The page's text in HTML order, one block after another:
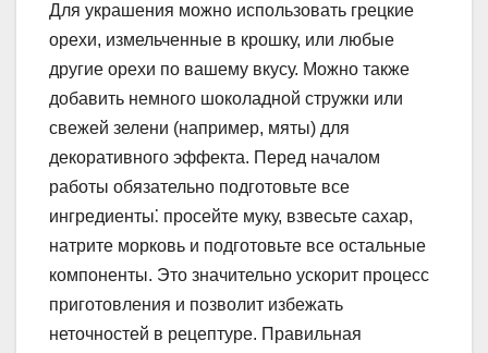
Для украшения можно использовать грецкие
орехи, измельченные в крошку, или любые
другие орехи по вашему вкусу. Можно также
добавить немного шоколадной стружки или
свежей зелени (например, мяты) для
декоративного эффекта. Перед началом
работы обязательно подготовьте все
ингредиенты⁚ просейте муку, взвесьте сахар,
натрите морковь и подготовьте все остальные
компоненты. Это значительно ускорит процесс
приготовления и позволит избежать
неточностей в рецептуре. Правильная